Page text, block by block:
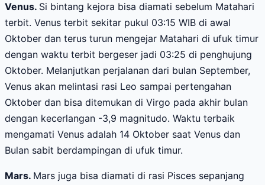
Venus. Si bintang kejora bisa diamati sebelum Matahari
terbit. Venus terbit sekitar pukul 03:15 WIB di awal
Oktober dan terus turun mengejar Matahari di ufuk timur
dengan waktu terbit bergeser jadi 03:25 di penghujung
Oktober. Melanjutkan perjalanan dari bulan September,
Venus akan melintasi rasi Leo sampai pertengahan
Oktober dan bisa ditemukan di Virgo pada akhir bulan
dengan kecerlangan -3,9 magnitudo. Waktu terbaik
mengamati Venus adalah 14 Oktober saat Venus dan
Bulan sabit berdampingan di ufuk timur.
Mars. Mars juga bisa diamati di rasi Pisces sepanjang